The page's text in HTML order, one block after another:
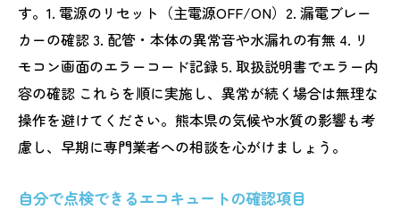
す。1. 電源のリセット（主電源OFF/ON）2. 漏電ブレー
カーの確認 3. 配管・本体の異常音や水漏れの有無 4. リ
モコン画面のエラーコード記録 5. 取扱説明書でエラー内
容の確認 これらを順に実施し、異常が続く場合は無理な
操作を避けてください。熊本県の気候や水質の影響も考
慮し、早期に専門業者への相談を心がけましょう。
自分で点検できるエコキュートの確認項目